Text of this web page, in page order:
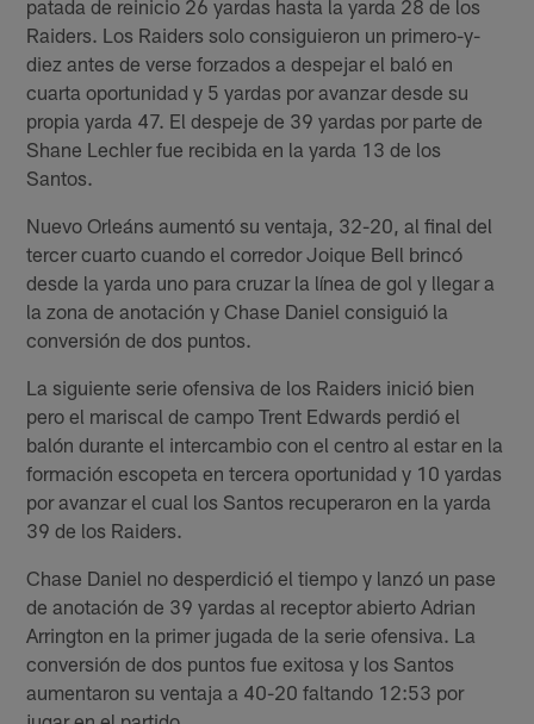
patada de reinicio 26 yardas hasta la yarda 28 de los
Raiders. Los Raiders solo consiguieron un primero-y-
diez antes de verse forzados a despejar el baló en
cuarta oportunidad y 5 yardas por avanzar desde su
propia yarda 47. El despeje de 39 yardas por parte de
Shane Lechler fue recibida en la yarda 13 de los
Santos.
Nuevo Orleáns aumentó su ventaja, 32-20, al final del
tercer cuarto cuando el corredor Joique Bell brincó
desde la yarda uno para cruzar la línea de gol y llegar a
la zona de anotación y Chase Daniel consiguió la
conversión de dos puntos.
La siguiente serie ofensiva de los Raiders inició bien
pero el mariscal de campo Trent Edwards perdió el
balón durante el intercambio con el centro al estar en la
formación escopeta en tercera oportunidad y 10 yardas
por avanzar el cual los Santos recuperaron en la yarda
39 de los Raiders.
Chase Daniel no desperdició el tiempo y lanzó un pase
de anotación de 39 yardas al receptor abierto Adrian
Arrington en la primer jugada de la serie ofensiva. La
conversión de dos puntos fue exitosa y los Santos
aumentaron su ventaja a 40-20 faltando 12:53 por